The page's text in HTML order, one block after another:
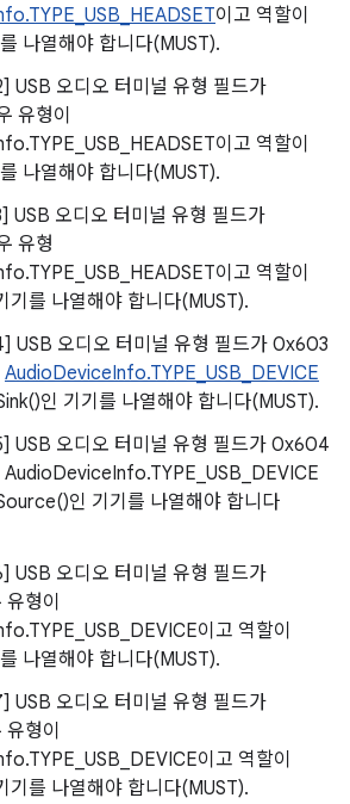
이고 역할이
나열해야 합니다(MUST).
USB 오디오 터미널 유형 필드가
유형이
이고 역할이
나열해야 합니다(MUST).
USB 오디오 터미널 유형 필드가
유형
이고 역할이
기를 나열해야 합니다(MUST).
USB 오디오 터미널 유형 필드가 0x603
AudioDeviceInfo.TYPE_USB_DEVICE
인 기기를 나열해야 합니다(MUST).
USB 오디오 터미널 유형 필드가 0x604
AudioDeviceInfo.TYPE_USB_DEVICE
인 기기를 나열해야 합니다
USB 오디오 터미널 유형 필드가
형이
이고 역할이
나열해야 합니다(MUST).
USB 오디오 터미널 유형 필드가
형이
이고 역할이
기를 나열해야 합니다(MUST).